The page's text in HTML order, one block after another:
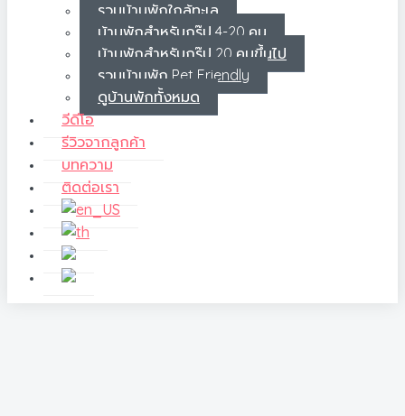
รวมบ้านพักใกล้ทะเล
บ้านพักสำหรับกรุ๊ป 4-20 คน
บ้านพักสำหรับกรุ๊ป 20 คนขึ้นไป
รวมบ้านพัก Pet Friendly
ดูบ้านพักทั้งหมด
วีดีโอ
รีวิวจากลูกค้า
บทความ
ติดต่อเรา